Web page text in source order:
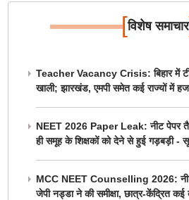
[विशेष समाचार
Teacher Vacancy Crisis: बिहार में
खाली; झारखंड, एमपी समेत कई राज्यों में
NEET 2026 Paper Leak: नीट पेपर
ही समूह के शिक्षकों को देने से हुई गड़बड़ी -
MCC NEET Counselling 2026:
जेपी नड्डा ने की समीक्षा, छात्र-केंद्रित कई